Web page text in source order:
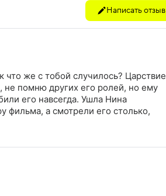
Написать отзыв
же с тобой случилось? Царствие
помню других его ролей, но ему
его навсегда. Ушла Нина
фильма, а смотрели его столько,